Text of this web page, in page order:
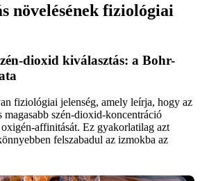
növelésének fiziológiai
dioxid kiválasztás: a Bohr-
fiziológiai jelenség, amely leírja, hogy az
magasabb szén-dioxid-koncentráció
affinitását. Ez gyakorlatilag azt
felszabadul az izmokba az